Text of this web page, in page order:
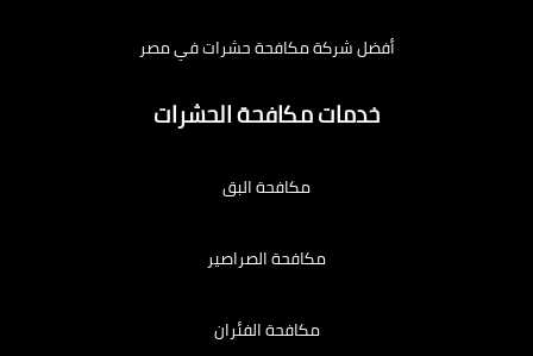
أفضل شركة مكافحة حشرات في مصر
خدمات مكافحة الحشرات
مكافحة البق
مكافحة الصراصير
مكافحة الفئران